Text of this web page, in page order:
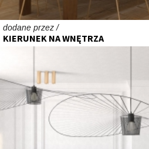
dodane przez /
KIERUNEK NA WNĘTRZA